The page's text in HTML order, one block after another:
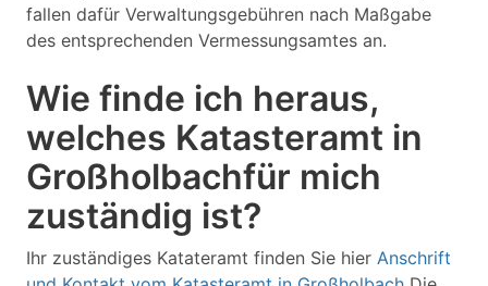
fallen dafür Verwaltungsgebühren nach Maßgabe
des entsprechenden Vermessungsamtes an.
Wie finde ich heraus,
welches Katasteramt in
Großholbachfür mich
zuständig ist?
Ihr zuständiges Katateramt finden Sie hier Anschrift